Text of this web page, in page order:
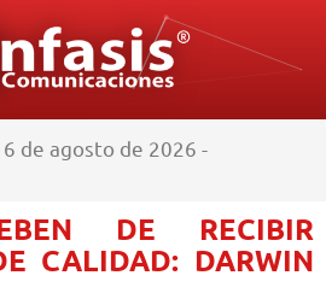
de agosto de 2026 -
DE RECIBIR
CALIDAD: DARWIN